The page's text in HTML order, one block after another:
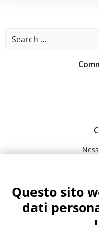
Search
Questo sito
dati